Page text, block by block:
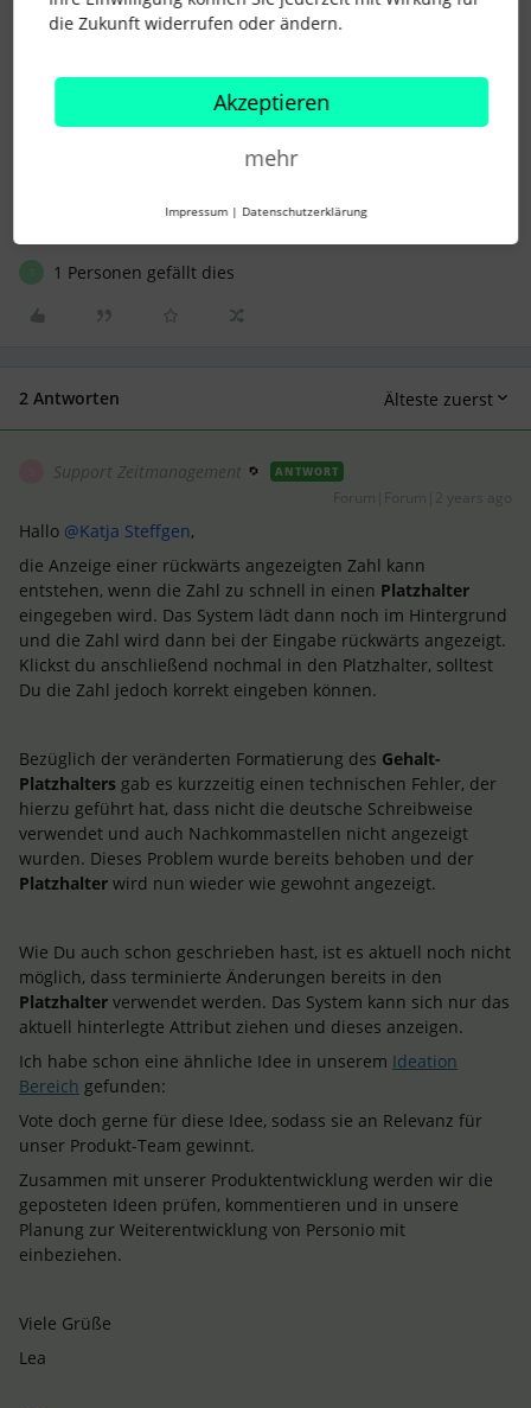
Viele Grüße
Fixgehalt
1 Personen gefällt dies
2 Antworten Älteste zuerst
Support Zeitmanagement ANTWORT
Hallo @Katja Steffgen,
die Anzeige einer rückwärts angezeigten Zahl kann
entstehen, wenn die Zahl zu schnell in einen Platzhalter
eingegeben wird. Das System lädt dann noch im Hintergrund
und die Zahl wird dann bei der Eingabe rückwärts angezeigt.
Klickst du anschließend nochmal in den Platzhalter, solltest
Du die Zahl jedoch korrekt eingeben können.
Bezüglich der veränderten Formatierung des Gehalt-
Platzhalters gab es kurzzeitig einen technischen Fehler, der
hierzu geführt hat, dass nicht die deutsche Schreibweise
verwendet und auch Nachkommastellen nicht angezeigt
wurden. Dieses Problem wurde bereits behoben und der
Platzhalter wird nun wieder wie gewohnt angezeigt.
Wie Du auch schon geschrieben hast, ist es aktuell noch nicht
möglich, dass terminierte Änderungen bereits in den
Platzhalter verwendet werden. Das System kann sich nur das
aktuell hinterlegte Attribut ziehen und dieses anzeigen.
Ich habe schon eine ähnliche Idee in unserem Ideation
Bereich gefunden:
Vote doch gerne für diese Idee, sodass sie an Relevanz für
unser Produkt-Team gewinnt.
Zusammen mit unserer Produktentwicklung werden wir die
geposteten Ideen prüfen, kommentieren und in unsere
Planung zur Weiterentwicklung von Personio mit
einbeziehen.
Viele Grüße
Lea
die Zukunft widerrufen oder ändern.
Akzeptieren
mehr
Impressum | Datenschutzerklärung